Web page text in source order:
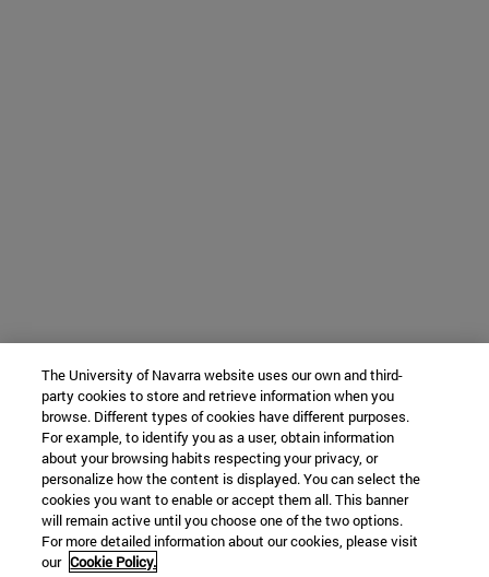
The University of Navarra website uses our own and third-
party cookies to store and retrieve information when you
browse. Different types of cookies have different purposes.
For example, to identify you as a user, obtain information
about your browsing habits respecting your privacy, or
personalize how the content is displayed. You can select the
cookies you want to enable or accept them all. This banner
will remain active until you choose one of the two options.
For more detailed information about our cookies, please visit
our Cookie Policy.